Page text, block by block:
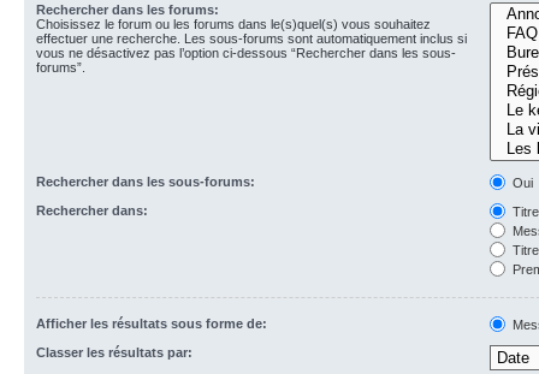
Rechercher dans les forums:
Choisissez le forum ou les forums dans le(s)quel(s) vous souhaitez
effectuer une recherche. Les sous-forums sont automatiquement inclus si
vous ne désactivez pas l’option ci-dessous “Rechercher dans les sous-
forums”.
Rechercher dans les sous-forums:
Oui
Rechercher dans:
Afficher les résultats sous forme de:
Classer les résultats par: